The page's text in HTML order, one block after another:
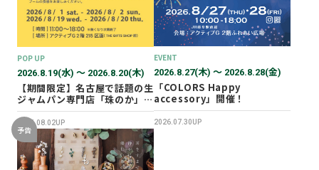
POP UP
2026.8.19(水) 〜 2026.8.20(木)
【期間限定】名古屋で話題の生
ジャムパン専門店「珠のか」
POP UP SHOP
2026.08.02UP
EVENT
2026.8.27(木) 〜 2026.8.28(金)
「COLORS Happy
accessory」開催！
2026.07.30UP
予告